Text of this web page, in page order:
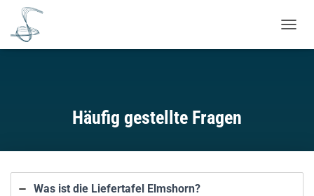
Häufig gestellte Fragen
Was ist die Liefertafel Elmshorn?